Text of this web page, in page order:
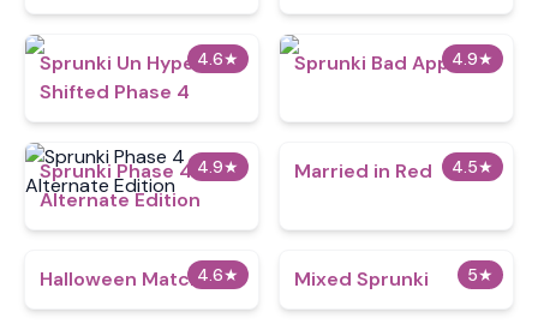
4.6★
Sprunki Un Hyper
Shifted Phase 4
4.9★
Sprunki Bad Apple
4.9★
Sprunki Phase 4
Alternate Edition
4.5★
Married in Red
4.6★
Halloween Match 3 5★
Mixed Sprunki